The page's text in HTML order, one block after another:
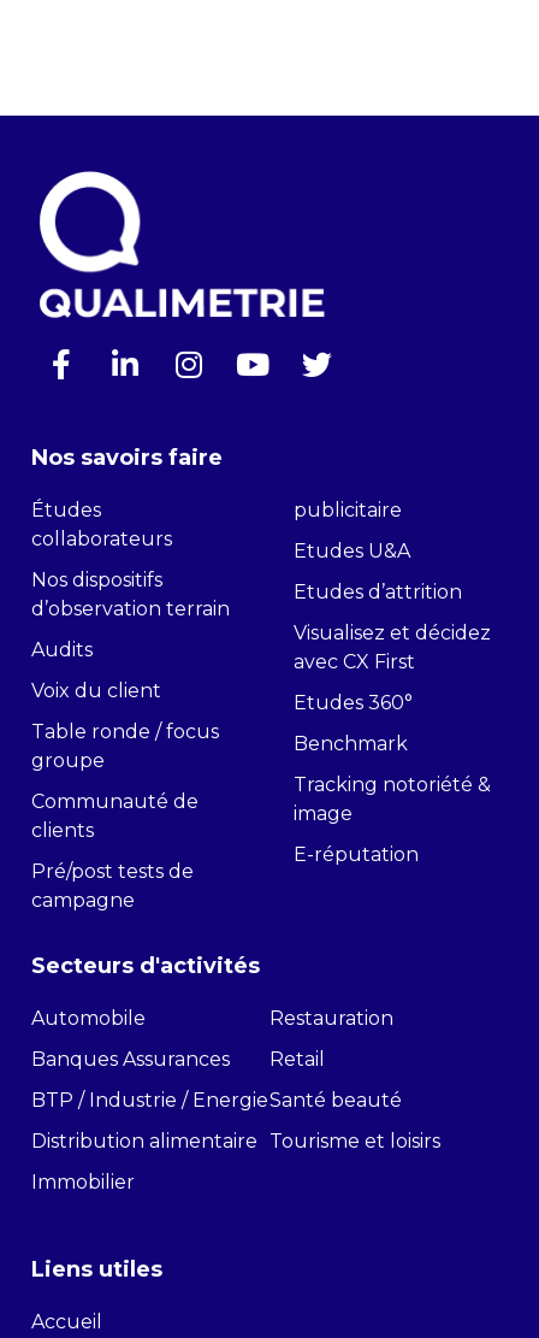
Nos savoirs faire
Études
collaborateurs
Nos dispositifs
d’observation terrain
Audits
Voix du client
Table ronde / focus
groupe
Communauté de
clients
Pré/post tests de
campagne
publicitaire
Etudes U&A
Etudes d’attrition
Visualisez et décidez
avec CX First
Etudes 360°
Benchmark
Tracking notoriété &
image
E-réputation
Secteurs d'activités
Automobile
Banques Assurances
BTP / Industrie / Energie
Distribution alimentaire
Immobilier
Restauration
Retail
Santé beauté
Tourisme et loisirs
Liens utiles
Accueil